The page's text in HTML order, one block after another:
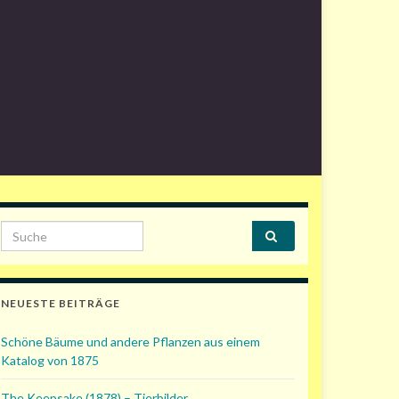
Search for:
NEUESTE BEITRÄGE
Schöne Bäume und andere Pflanzen aus einem
Katalog von 1875